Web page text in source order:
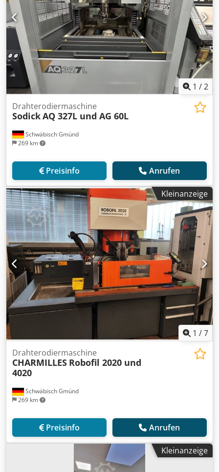
1 /2
Schwäbisch Gmünd
269 km
Drahterodiermaschine
SodickAQ 327L und AG 60L
Preisinfo Anrufen
Kleinanzeige
1 /7
Schwäbisch Gmünd
269 km
Drahterodiermaschine
CHARMILLES Robofil 2020 und
4020
Preisinfo Anrufen
Kleinanzeige